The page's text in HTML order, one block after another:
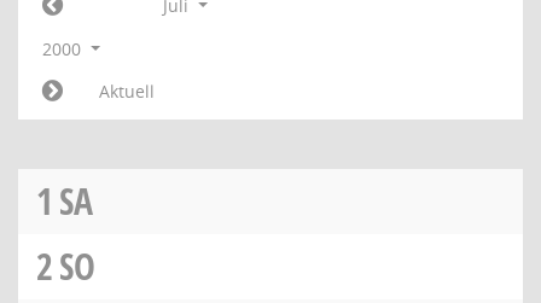
Juli
2000
Aktuell
1 SA
2SO